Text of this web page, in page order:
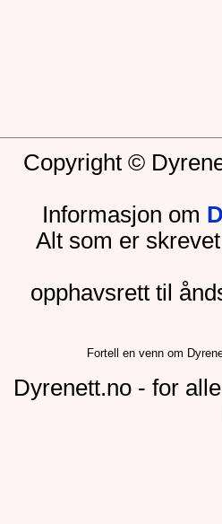
Copyright ©
Informasjon om
Alt som er
opphavsrett til
Fortell en venn om
Dyrenett.no - for